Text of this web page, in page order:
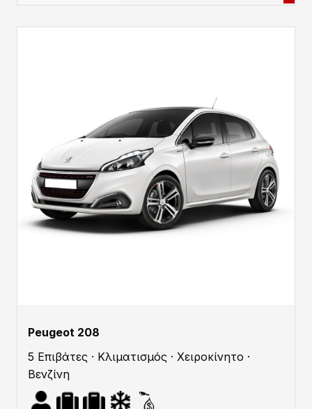
Peugeot 208
5 Επιβάτες · Κλιματισμός · Χειροκίνητο ·
Βενζίνη